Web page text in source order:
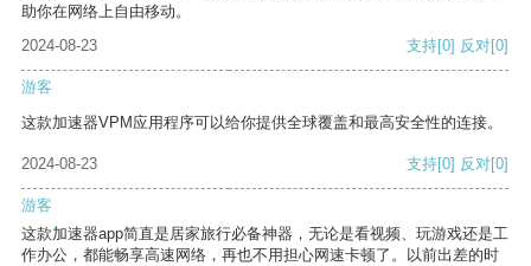
助你在网络上自由移动。
2024-08-23
支持[0] 反对[0]
游客
这款加速器VPM应用程序可以给你提供全球覆盖和最高安全性的连接。
2024-08-23 支持[0] 反对[0]
游客
这款加速器app简直是居家旅行必备神器，无论是看视频、玩游戏还是工
作办公，都能畅享高速网络，再也不用担心网速卡顿了。以前出差的时